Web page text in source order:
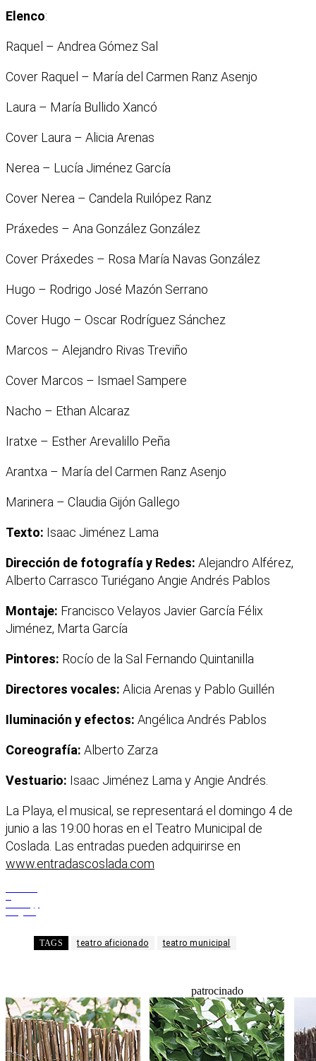
Elenco:
Raquel – Andrea Gómez Sal
Cover Raquel – María del Carmen Ranz Asenjo
Laura – María Bullido Xancó
Cover Laura – Alicia Arenas
Nerea – Lucía Jiménez García
Cover Nerea – Candela Ruilópez Ranz
Práxedes – Ana González González
Cover Práxedes – Rosa María Navas González
Hugo – Rodrigo José Mazón Serrano
Cover Hugo – Oscar Rodríguez Sánchez
Marcos – Alejandro Rivas Treviño
Cover Marcos – Ismael Sampere
Nacho – Ethan Alcaraz
Iratxe – Esther Arevalillo Peña
Arantxa – María del Carmen Ranz Asenjo
Marinera – Claudia Gijón Gallego
Texto: Isaac Jiménez Lama
Dirección de fotografía y Redes: Alejandro Alférez,
Alberto Carrasco Turiégano Angie Andrés Pablos
Montaje: Francisco Velayos Javier García Félix
Jiménez, Marta García
Pintores: Rocío de la Sal Fernando Quintanilla
Directores vocales: Alicia Arenas y Pablo Guillén
Iluminación y efectos: Angélica Andrés Pablos
Coreografía: Alberto Zarza
Vestuario: Isaac Jiménez Lama y Angie Andrés.
La Playa, el musical, se representará el domingo 4 de
junio a las 19:00 horas en el Teatro Municipal de
Coslada. Las entradas pueden adquirirse en
www.entradascoslada.com
TAGS teatro aficionado teatro municipal
patrocinado